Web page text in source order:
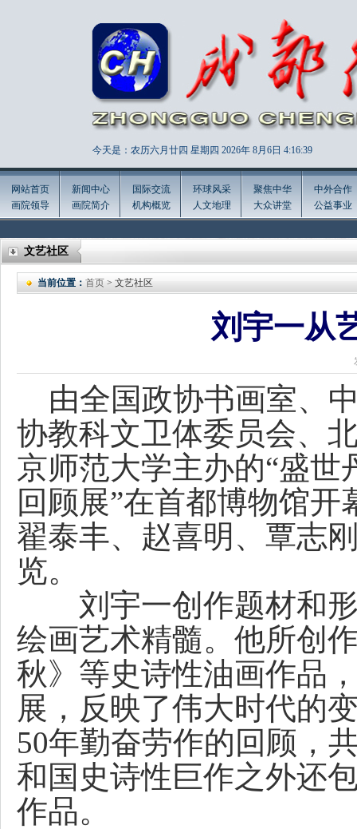
今天是：农历六月廿四 星期四 2026年 8月6日 4:16:41
网站首页
画院领导
新闻中心
画院简介
国际交流
机构概览
环球风采
人文地理
聚焦中华
大众讲堂
中外合作
公益事业
文艺社区
当前位置： 首页 > 文艺社区
刘宇一从
由全国政协书画室、
协教科文卫体委员会、
京师范大学主办的“盛
回顾展”在首都博物馆
翟泰丰、赵喜明、覃志
览。
刘宇一创作题材和形
绘画艺术精髓。他所创
秋》等史诗性油画作品
展，反映了伟大时代的
50年勤奋劳作的回顾，
和国史诗性巨作之外还
作品。